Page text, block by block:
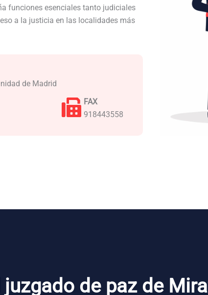
funciones esenciales tanto judiciales
a la justicia en las localidades más
de Madrid
FAX
918443558
de paz de